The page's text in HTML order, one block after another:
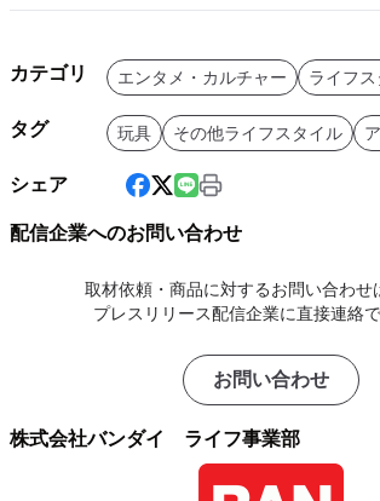
カテゴリ エンタメ・カルチャー ライフ
タグ 玩具 その他ライフスタイル
シェア
配信企業へのお問い合わせ
取材依頼・商品に対するお問い合わせ
プレスリリース配信企業に直接連絡で
お問い合わせ
株式会社バンダイ ライフ事業部